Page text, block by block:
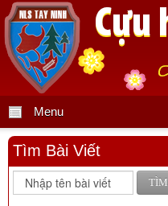
Menu
Tìm Bài Viết
TÌM